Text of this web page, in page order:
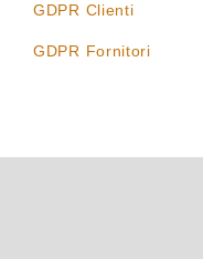
GDPR Clienti
GDPR Fornitori